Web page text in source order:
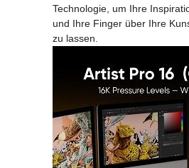
Technologie, um Ihre
und Ihre Finger über Ihre
zu lassen.